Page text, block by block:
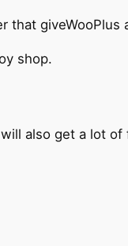
that giveWooPlus
shop.
also get a lot of